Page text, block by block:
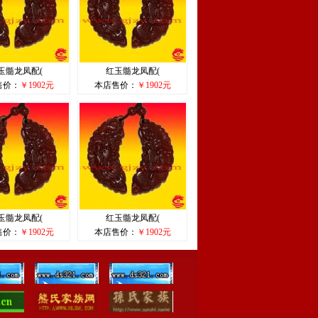
髓龙凤配(
： ￥1902元
红玉髓龙凤配(
本店售价： ￥1902元
髓龙凤配(
： ￥1902元
红玉髓龙凤配(
本店售价： ￥1902元